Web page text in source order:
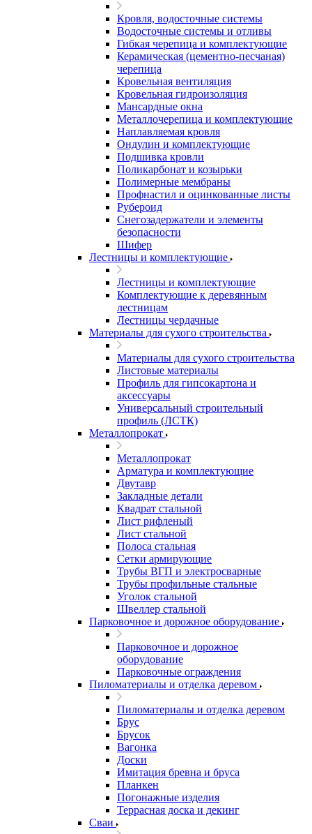
Кровля, водосточные системы
Водосточные системы и отливы
Гибкая черепица и комплектующие
Керамическая (цементно-песчаная)
черепица
Кровельная вентиляция
Кровельная гидроизоляция
Мансардные окна
Металлочерепица и комплектующие
Наплавляемая кровля
Ондулин и комплектующие
Подшивка кровли
Поликарбонат и козырьки
Полимерные мембраны
Профнастил и оцинкованные листы
Рубероид
Снегозадержатели и элементы
безопасности
Шифер
Лестницы и комплектующие
Лестницы и комплектующие
Комплектующие к деревянным
лестницам
Лестницы чердачные
Материалы для сухого строительства
Материалы для сухого строительства
Листовые материалы
Профиль для гипсокартона и
аксессуары
Универсальный строительный
профиль (ЛСТК)
Металлопрокат
Металлопрокат
Арматура и комплектующие
Двутавр
Закладные детали
Квадрат стальной
Лист рифленый
Лист стальной
Полоса стальная
Сетки армирующие
Трубы ВГП и электросварные
Трубы профильные стальные
Уголок стальной
Швеллер стальной
Парковочное и дорожное оборудование
Парковочное и дорожное
оборудование
Парковочные ограждения
Пиломатериалы и отделка деревом
Пиломатериалы и отделка деревом
Брус
Брусок
Вагонка
Доски
Имитация бревна и бруса
Планкен
Погонажные изделия
Террасная доска и декинг
Сваи